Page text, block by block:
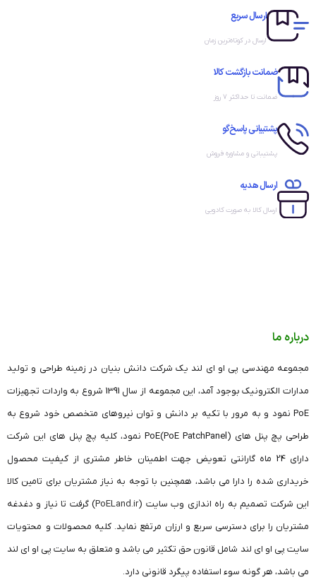
ارسال سریع
ارسال در کوتاه‌ترین زمان
ضمانت بازگشت کالا
ضمانت تا حداکثر ۷ روز
پشتیبانی پاسخ‌گو
پشتیبانی و مشاوره فروش
ارسال هدیه
ارسال کالا به صورت کادویی
درباره ما
مجموعه مهندسی پی او ای لند یک شرکت دانش بنیان در زمینه طراحی و تولید
مدارات الکترونیک بوجود آمد، این مجموعه از سال 1391 شروع به واردات تجهیزات
PoE نمود و به مرور با تکیه بر دانش و توان نیروهای متخصص خود شروع به
طراحی پچ پنل های (PoE PatchPanel)PoE نمود، کلیه پچ پنل های این شرکت
دارای 24 ماه گارانتی تعویض جهت اطمینان خاطر مشتری از کیفیت محصول
خریداری شده را دارا می باشد، همچنین با توجه به نیاز مشتریان برای تامین کالا
این شرکت تصمیم به راه اندازی وب سایت (PoELand.ir) گرفت تا نیاز و دغدغه
مشتریان را برای دسترسی سریع و ارزان مرتفع نماید. کلیه محصولات و محتویات
سایت پی او ای لند شامل قانون حق تکثیر می باشد و متعلق به سایت پی او ای لند
می باشد، هر گونه سوء استفاده پیگرد قانونی دارد.